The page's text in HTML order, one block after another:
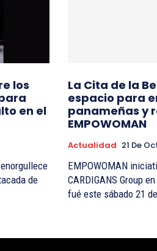
los
en el
de
La Cita de la
espacio para
panameñas y
EMPOWOMAN
Actualidad 21 De
EMPOWOMAN
CARDIGANS Group
fué este sábado 21